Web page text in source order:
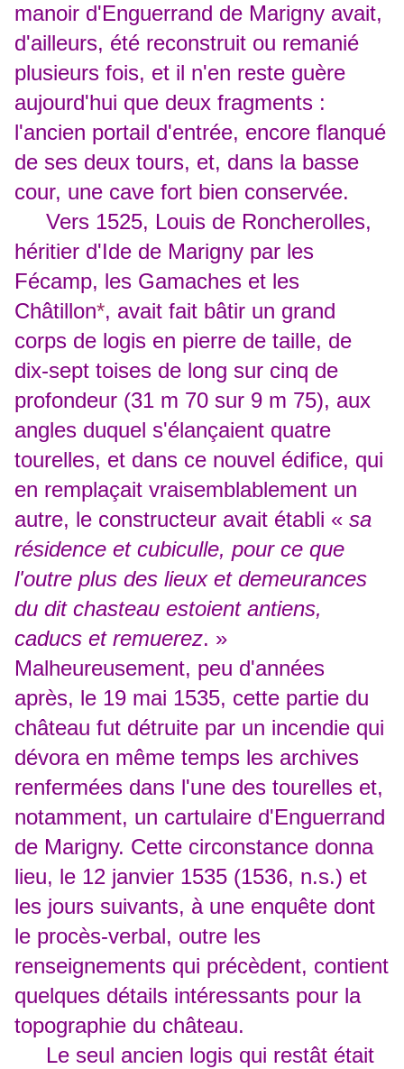
manoir d'Enguerrand de Marigny avait,
d'ailleurs, été reconstruit ou remanié
plusieurs fois, et il n'en reste guère
aujourd'hui que deux fragments :
l'ancien portail d'entrée, encore flanqué
de ses deux tours, et, dans la basse
cour, une cave fort bien conservée.
Vers 1525, Louis de Roncherolles,
héritier d'Ide de Marigny par les
Fécamp, les Gamaches et les
Châtillon*, avait fait bâtir un grand
corps de logis en pierre de taille, de
dix-sept toises de long sur cinq de
profondeur (31 m 70 sur 9 m 75), aux
angles duquel s'élançaient quatre
tourelles, et dans ce nouvel édifice, qui
en remplaçait vraisemblablement un
autre, le constructeur avait établi « sa
résidence et cubiculle, pour ce que
l'outre plus des lieux et demeurances
du dit chasteau estoient antiens,
caducs et remuerez. »
Malheureusement, peu d'années
après, le 19 mai 1535, cette partie du
château fut détruite par un incendie qui
dévora en même temps les archives
renfermées dans l'une des tourelles et,
notamment, un cartulaire d'Enguerrand
de Marigny. Cette circonstance donna
lieu, le 12 janvier 1535 (1536, n.s.) et
les jours suivants, à une enquête dont
le procès-verbal, outre les
renseignements qui précèdent, contient
quelques détails intéressants pour la
topographie du château.
Le seul ancien logis qui restât était